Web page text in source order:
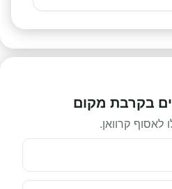
בקרבת מקום
לאסוף קרוואן.